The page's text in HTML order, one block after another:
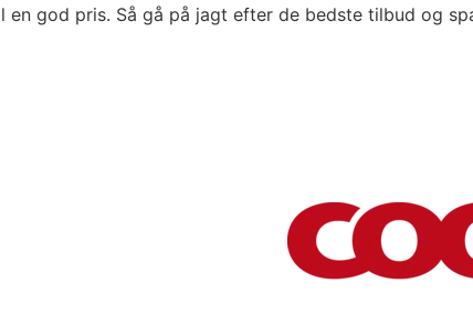
god pris. Så gå på jagt efter de bedste tilbud og